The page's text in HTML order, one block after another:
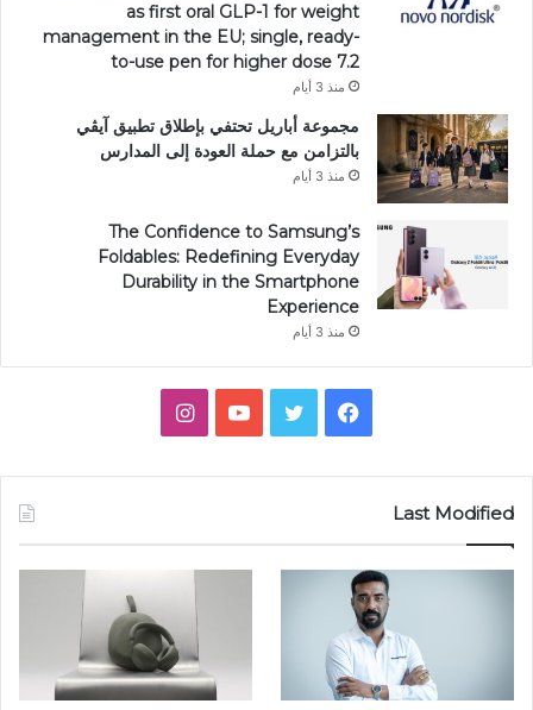
as first oral GLP-1 for weight
management in the EU; single, ready-
to-use pen for higher dose 7.2
منذ 3 أيام
مجموعة أباريل تحتفي بإطلاق تطبيق آيڤي
بالتزامن مع حملة العودة إلى المدارس
منذ 3 أيام
The Confidence to Samsung’s
Foldables: Redefining Everyday
Durability in the Smartphone
Experience
منذ 3 أيام
فيسبوك تويتر يوتيوبانستقرام
Last Modified